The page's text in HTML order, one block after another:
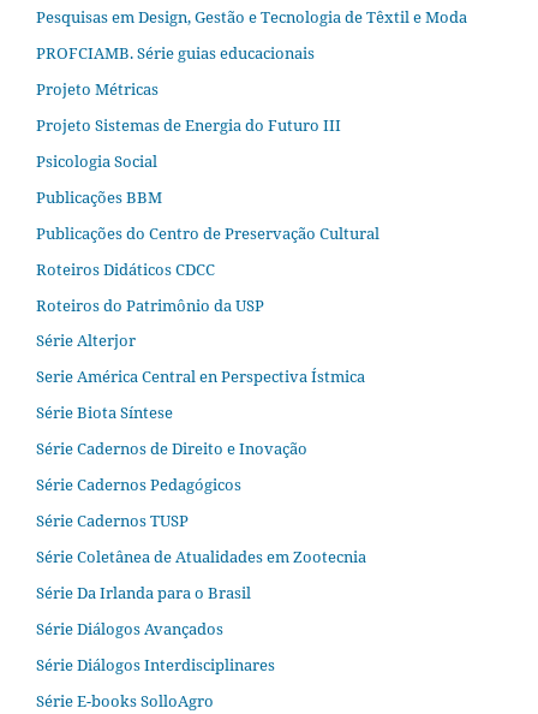
Pesquisas em Design, Gestão e Tecnologia de Têxtil e Moda
PROFCIAMB. Série guias educacionais
Projeto Métricas
Projeto Sistemas de Energia do Futuro III
Psicologia Social
Publicações BBM
Publicações do Centro de Preservação Cultural
Roteiros Didáticos CDCC
Roteiros do Patrimônio da USP
Série Alterjor
Serie América Central en Perspectiva Ístmica
Série Biota Síntese
Série Cadernos de Direito e Inovação
Série Cadernos Pedagógicos
Série Cadernos TUSP
Série Coletânea de Atualidades em Zootecnia
Série Da Irlanda para o Brasil
Série Diálogos Avançados
Série Diálogos Interdisciplinares
Série E-books SolloAgro